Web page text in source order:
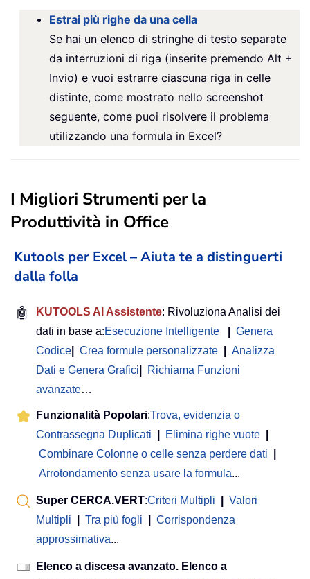
Estrai più righe da una cella
Se hai un elenco di stringhe di testo separate
da interruzioni di riga (inserite premendo Alt +
Invio) e vuoi estrarre ciascuna riga in celle
distinte, come mostrato nello screenshot
seguente, come puoi risolvere il problema
utilizzando una formula in Excel?
I Migliori Strumenti per la
Produttività in Office
Kutools per Excel – Aiuta te a distinguerti
dalla folla
🤖 KUTOOLS AI Assistente: Rivoluziona Analisi dei
dati in base a:Esecuzione Intelligente
Genera
Codice
Crea formule personalizzate
Analizza
Dati e Genera Grafici
Richiama Funzioni
avanzate…
Funzionalità Popolari:Trova, evidenzia o
Contrassegna Duplicati
Elimina righe vuote
Combinare Colonne o celle senza perdere dati
Arrotondamento senza usare la formula...
Super CERCA.VERT:Criteri Multipli
Valori
Multipli
Tra più fogli
Corrispondenza
approssimativa...
Elenco a discesa avanzato. Elenco a